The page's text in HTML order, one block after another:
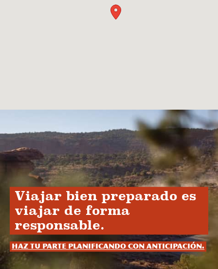
Viajar bien preparado es
viajar de forma
responsable.
Haz tu parte planificando con anticipación.